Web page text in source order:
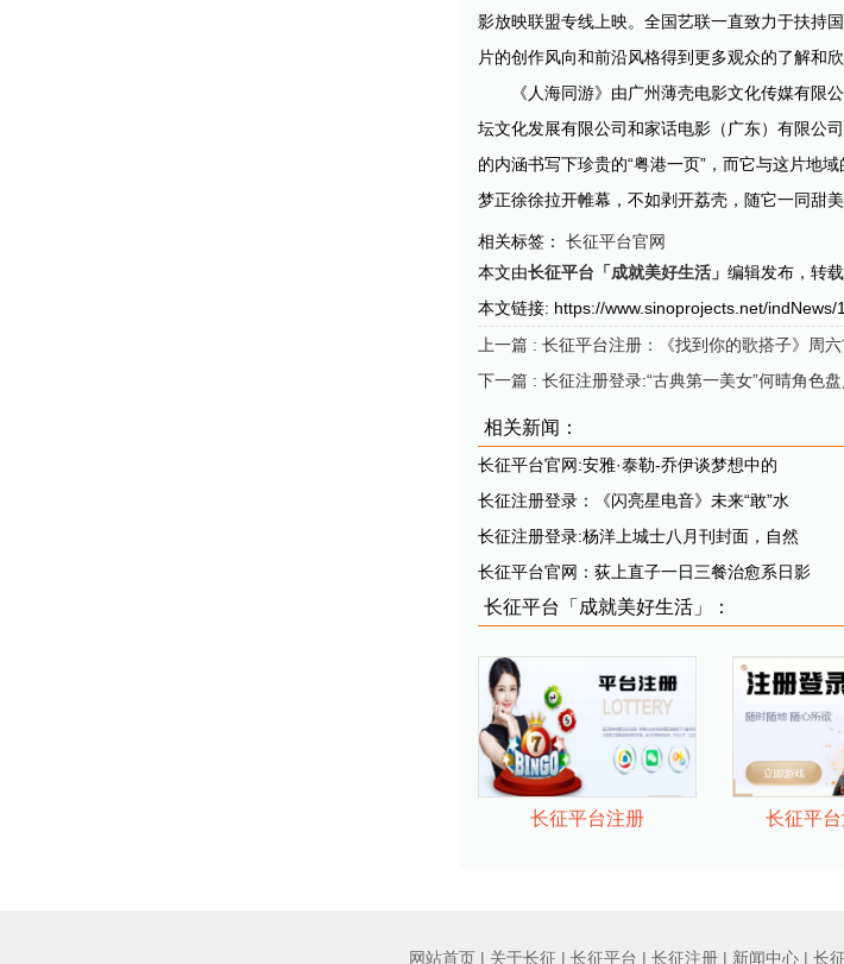
影放映联盟专线上映。全国艺联一直致力于扶持
片的创作风向和前沿风格得到更多观众的了解和
《人海同游》由广州薄壳电影文化传媒有
坛文化发展有限公司和家话电影（广东）有限公
的内涵书写下珍贵的“粤港一页”，而它与这片地
梦正徐徐拉开帷幕，不如剥开荔壳，随它一同甜美
相关标签：
长征平台官网
本文由长征平台「成就美好生活」 编辑发布，转
本文链接: https://www.sinoprojects.net/indNews/
上一篇 : 长征平台注册：《找到你的歌搭子》周
下一篇 : 长征注册登录:“古典第一美女”何晴角色
相关新闻：
长征平台官网:安雅·泰勒-乔伊谈梦想中的
长征注册登录：《闪亮星电音》未来“敢”水
长征注册登录:杨洋上城士八月刊封面，自然
长征平台官网：荻上直子一日三餐治愈系日影
长征平台「成就美好生活」：
长征平台注册 长征平
网站首页| 关于长征 | 长征平台 | 长征注册| 新闻中心| 长